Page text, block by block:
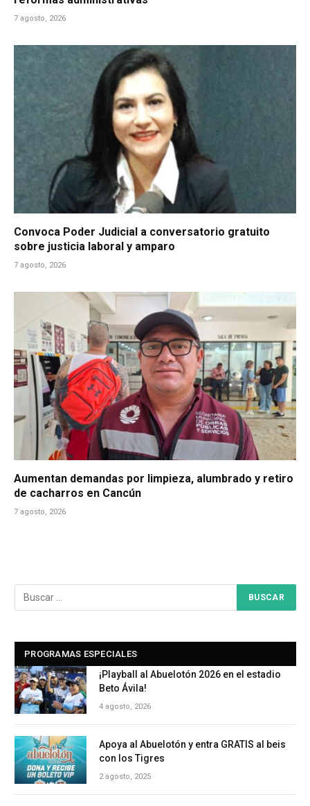
7 agosto, 2026
Convoca Poder Judicial a conversatorio gratuito
sobre justicia laboral y amparo
7 agosto, 2026
Aumentan demandas por limpieza, alumbrado y retiro
de cacharros en Cancún
7 agosto, 2026
PROGRAMAS ESPECIALES
¡Playball al Abuelotón 2026 en el estadio
Beto Ávila!
4 agosto, 2026
Apoya al Abuelotón y entra GRATIS al beis
con los Tigres
2 agosto, 2025